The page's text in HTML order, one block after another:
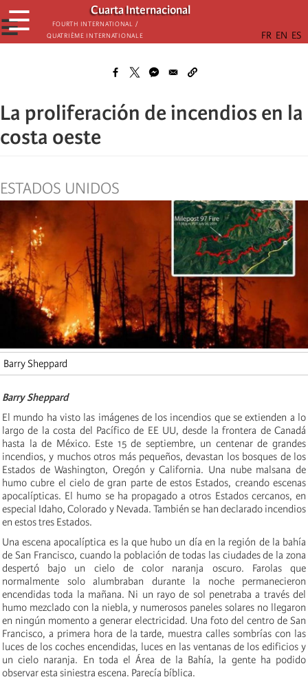
Skip
to
main
Cuarta Internacional
Fourth International /
Quatrième internationale
☰
☰
La proliferación de incendios en la
costa oeste
ESTADOS UNIDOS
Barry Sheppard
Barry Sheppard
El mundo ha visto las imágenes de los incendios que se extienden a lo
largo de la costa del Pacífico de EE UU, desde la frontera de Canadá
hasta la de México. Este 15 de septiembre, un centenar de grandes
incendios, y muchos otros más pequeños, devastan los bosques de los
Estados de Washington, Oregón y California. Una nube malsana de
humo cubre el cielo de gran parte de estos Estados, creando escenas
apocalípticas. El humo se ha propagado a otros Estados cercanos, en
especial Idaho, Colorado y Nevada. También se han declarado incendios
en estos tres Estados.
Una escena apocalíptica es la que hubo un día en la región de la bahía
de San Francisco, cuando la población de todas las ciudades de la zona
despertó bajo un cielo de color naranja oscuro. Farolas que
normalmente solo alumbraban durante la noche permanecieron
encendidas toda la mañana. Ni un rayo de sol penetraba a través del
humo mezclado con la niebla, y numerosos paneles solares no llegaron
en ningún momento a generar electricidad. Una foto del centro de San
Francisco, a primera hora de la tarde, muestra calles sombrías con las
luces de los coches encendidas, luces en las ventanas de los edificios y
un cielo naranja. En toda el Área de la Bahía, la gente ha podido
observar esta siniestra escena. Parecía bíblica.